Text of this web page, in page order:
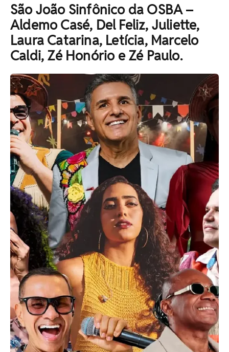
São João Sinfônico da OSBA –
Aldemo Casé, Del Feliz, Juliette,
Laura Catarina, Letícia, Marcelo
Caldi, Zé Honório e Zé Paulo.